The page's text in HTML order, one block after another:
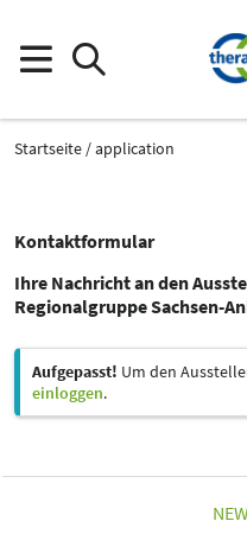
Startseite
application
Kontaktformular
Ihre Nachricht an den
Regionalgruppe Sachsen-
Aufgepasst! Um den
einloggen.